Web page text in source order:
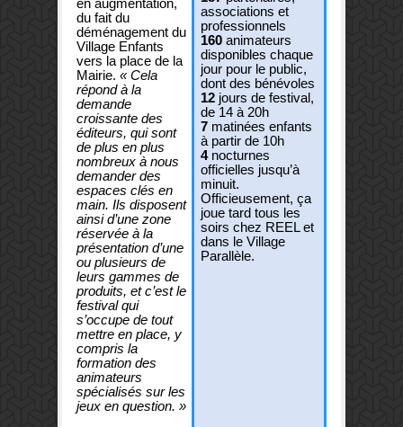
du fait du
déménagement du
Village Enfants
vers la place de la
Mairie. « Cela
répond à la
demande
croissante des
éditeurs, qui sont
de plus en plus
nombreux à nous
demander des
espaces clés en
main. Ils disposent
ainsi d’une zone
réservée à la
présentation d’une
ou plusieurs de
leurs gammes de
produits, et c’est le
festival qui
s’occupe de tout
mettre en place, y
compris la
formation des
animateurs
spécialisés sur les
jeux en question. »
associations et
professionnels
160 animateurs
disponibles chaque
jour pour le public,
dont des bénévoles
12 jours de festival,
de 14 à 20h
7 matinées enfants
à partir de 10h
4nocturnes
officielles jusqu’à
minuit.
Officieusement, ça
joue tard tous les
soirs chez REEL et
dans le Village
Parallèle.